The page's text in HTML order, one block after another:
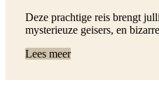
Deze prachtige reis brengt
mysterieuze geisers, en
Lees meer